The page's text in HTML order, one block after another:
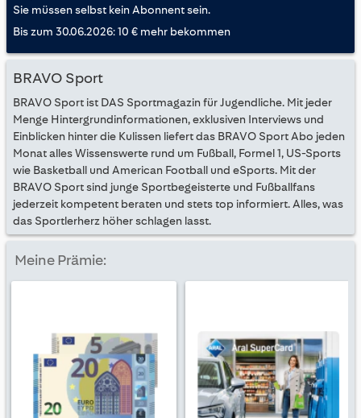
Sie müssen selbst kein Abonnent sein.
Bis zum 30.06.2026: 10 € mehr bekommen
BRAVO Sport
BRAVO Sport ist DAS Sportmagazin für Jugendliche. Mit jeder
Menge Hintergrundinformationen, exklusiven Interviews und
Einblicken hinter die Kulissen liefert das BRAVO Sport Abo jeden
Monat alles Wissenswerte rund um Fußball, Formel 1, US-Sports
wie Basketball und American Football und eSports. Mit der
BRAVO Sport sind junge Sportbegeisterte und Fußballfans
jederzeit kompetent beraten und stets top informiert. Alles, was
das Sportlerherz höher schlagen lasst.
Meine Prämie: